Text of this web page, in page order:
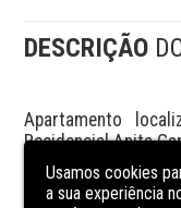
DESCRIÇÃO
Apartamento
Residencial Anita
próximo a escolas,
c/ 42m², no 4°
Usamos cookies
a sua experiência